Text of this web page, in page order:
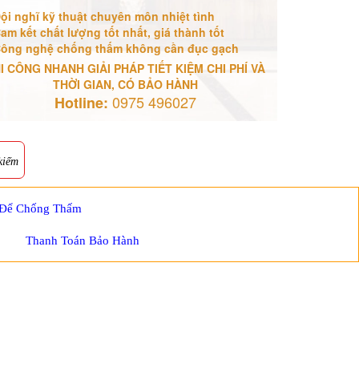
nghĩ kỹ thuật chuyên môn nhiệt tình
kết chất lượng tốt nhất, giá thành tốt
nghệ chống thấm không cần đục gạch
CÔNG NHANH GIẢI PHÁP TIẾT KIỆM CHI PHÍ VÀ
THỜI GIAN, CÓ BẢO HÀNH
Hotline: 0975 496027
Chống Thấm
Thanh Toán Bảo Hành